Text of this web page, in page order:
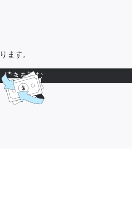
ます。
続きを読む